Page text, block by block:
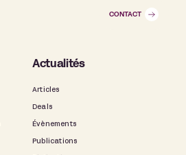
CONTACT
Actualités
Articles
Deals
Évènements
Publications